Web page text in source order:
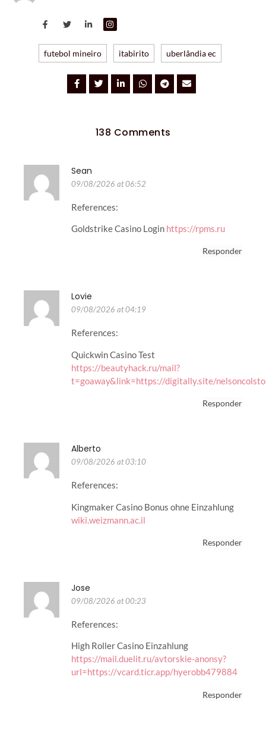
futebol mineiro itabirito uberlândia ec
138 Comments
Sean
09/08/2026 at 06:52
References:
Goldstrike Casino Login https://rpms.ru
Responder
Lovie
09/08/2026 at 04:19
References:
Quickwin Casino Test
https://beautyhack.ru/mail?
t=goaway&link=https://digitally.site/
Responder
Alberto
09/08/2026 at 03:10
References:
Kingmaker Casino Bonus ohne Einzahlung
wiki.weizmann.ac.il
Responder
Jose
09/08/2026 at 00:23
References:
High Roller Casino Einzahlung
https://mail.duelit.ru/avtorskie-anonsy?
url=https://vcard.ticr.app/hyerobb479884
Responder